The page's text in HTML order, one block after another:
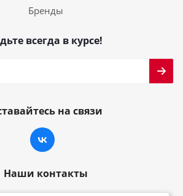
Бренды
всегда в курсе!
на связи
Наши контакты